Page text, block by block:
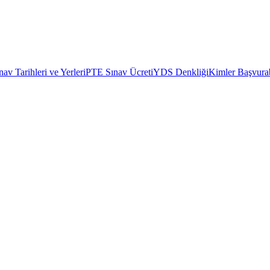
Tarihleri ve YerleriPTE Sınav ÜcretiYDS DenkliğiKimler